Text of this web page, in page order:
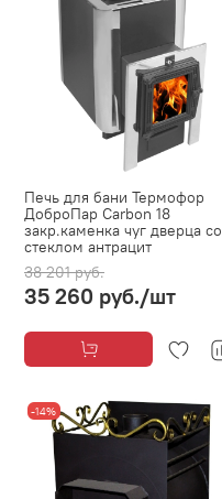
Печь для бани Термофор
ДоброПар Carbon 18
закр.каменка чуг дверца со
стеклом антрацит
38 201 руб.
35 260 руб./шт
-14%